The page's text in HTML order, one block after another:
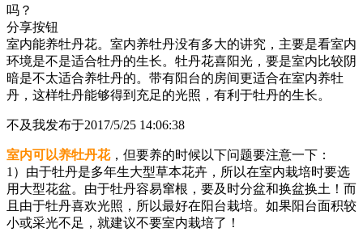
吗？
分享按钮
室内能养牡丹花。室内养牡丹没有多大的讲究，主要是看室内
环境是不是适合牡丹的生长。牡丹花喜阳光，要是室内比较阴
暗是不太适合养牡丹的。带有阳台的房间更适合在室内养牡
丹，这样牡丹能够得到充足的光照，有利于牡丹的生长。
不及我发布于2017/5/25 14:06:38
室内可以养牡丹花，但要养的时候以下问题要注意一下：
1）由于牡丹是多年生大型草本花卉，所以在室内栽培时要选
用大型花盆。由于牡丹容易窜根，要及时分盆和换盆换土！而
且由于牡丹喜欢光照，所以最好在阳台栽培。如果阳台面积较
小或采光不足，就建议不要室内栽培了！